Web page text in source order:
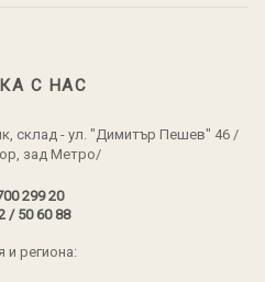
С НАС
склад - ул. "Димитър Пешев" 46 /
зад Метро/
299 20
/ 50 60 88
и региона: